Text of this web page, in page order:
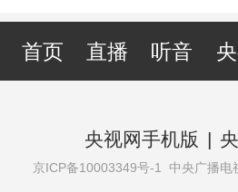
首页 直播 听音
央视网手机版 |
京ICP备10003349号-1 中央广播电